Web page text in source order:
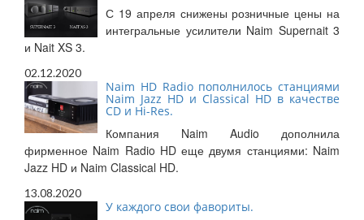
С 19 апреля снижены розничные цены на
интегральные усилители Naim Supernait 3
и Nait XS 3.
02.12.2020
Naim HD Radio пополнилось станциями
Naim Jazz HD и Classical HD в качестве
CD и Hi-Res.
Компания Naim Audio дополнила
фирменное Naim Radio HD еще двумя станциями: Naim
Jazz HD и Naim Classical HD.
13.08.2020
У каждого свои фавориты.